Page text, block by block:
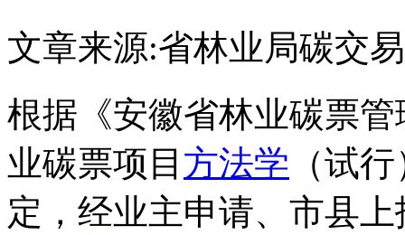
文章来源:省林业局碳交
根据《安徽省林业碳票
业碳票项目 方法学 （试
定，经业主申请、市县上